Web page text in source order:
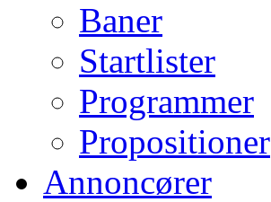
Baner
Startlister
Programmer
Propositioner
Annoncører